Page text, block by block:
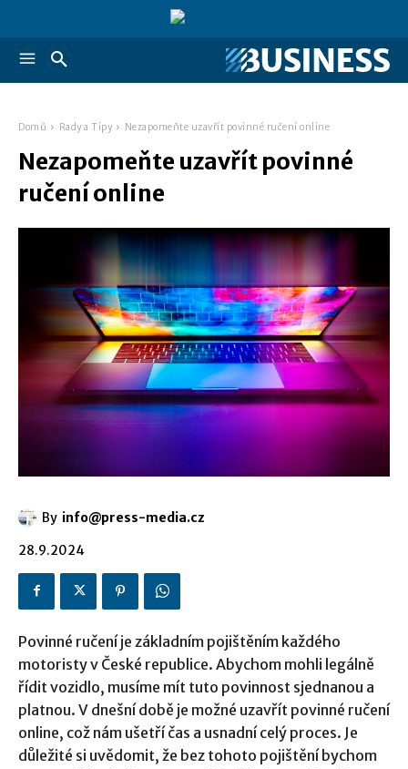
Domů Rady a Tipy Nezapomeňte uzavřít povinné ručení online
Nezapomeňte uzavřít povinné
ručení online
By info@press-media.cz
28.9.2024
Povinné ručení je základním pojištěním každého
motoristy v České republice. Abychom mohli legálně
řídit vozidlo, musíme mít tuto povinnost sjednanou a
platnou. V dnešní době je možné uzavřít povinné ručení
online, což nám ušetří čas a usnadní celý proces. Je
důležité si uvědomit, že bez tohoto pojištění bychom